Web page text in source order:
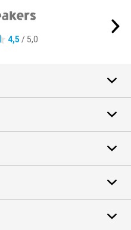
4,5 / 5,0